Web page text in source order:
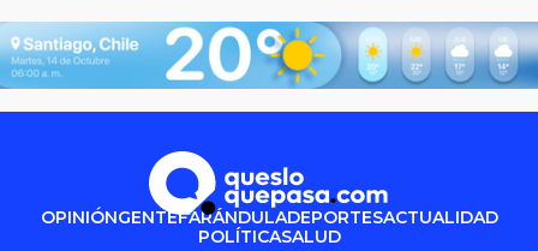
OPINIÓNGENTEFARÁNDULADEPORTESACTUALIDAD
POLÍTICASALUD